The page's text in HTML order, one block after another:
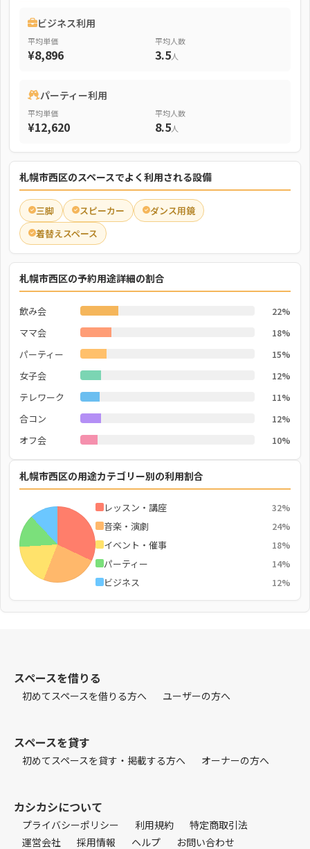
ビジネス利用
平均単価
¥8,896
平均人数
3.5人
パーティー利用
平均単価
¥12,620
平均人数
8.5人
札幌市西区のスペースでよく利用される設備
三脚 スピーカー
ダンス用鏡
着替えスペース
札幌市西区の予約用途詳細の割合
飲み会 22%
ママ会 18%
パーティー 15%
女子会 12%
テレワーク 11%
合コン 12%
オフ会 10%
札幌市西区の用途カテゴリー別の利用割合
レッスン・講座 32%
音楽・演劇 24%
イベント・催事 18%
パーティー 14%
ビジネス 12%
スペースを借りる
初めてスペースを借りる方へ ユーザーの方へ
スペースを貸す
初めてスペースを貸す・掲載する方へ オーナーの方へ
カシカシについて
プライバシーポリシー 利用規約
特定商取引法
運営会社
採用情報 ヘルプ お問い合わせ